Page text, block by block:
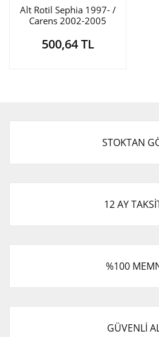
Alt Rotil Sephia 1997- /
Carens 2002-2005
500,64 TL
STOKTAN
12 AY
%100
GÜVENLİ